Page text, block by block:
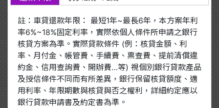
註：車貸還款年限： 最短1年~最長6年，本方案年利
率6%~18%固定利率，實際依個人條件所申請之銀行
核貸方案為準。實際貸款條件 (例：核貸金額、利
率、月付金、帳管費、手續費、票查費、提前清償違
約金、信用查詢費、開辦費…等) 視個別銀行貸款產品
及授信條件不同而有所差異，銀行保留核貸額度、適
用利率、年限期數與核貸與否之權利，詳細約定應以
銀行貸款申請書及約定書為準。